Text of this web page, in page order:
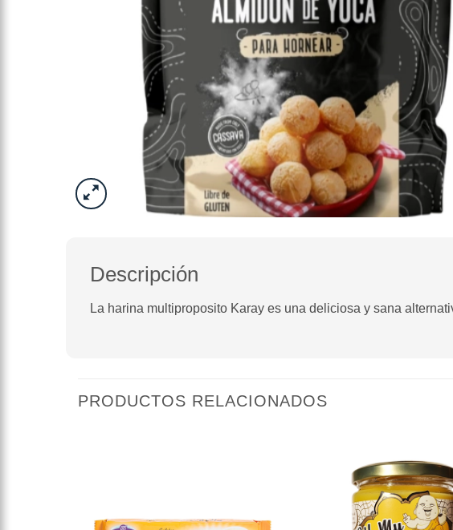
Descripción
La harina multiproposito Karay es una deliciosa y sana
PRODUCTOS RELACIONADOS